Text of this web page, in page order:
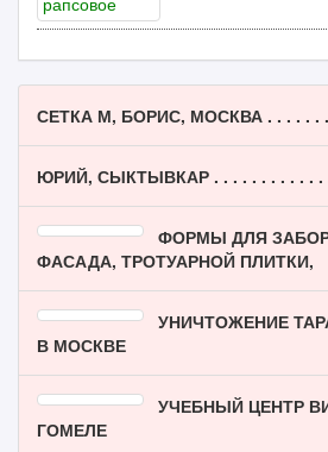
СЕТКА М, БОРИС, МОСКВА . . . . . . .
ЮРИЙ, СЫКТЫВКАР . . . . . . . . . . . .
ФОРМЫ ДЛЯ
ФАСАДА, ТРОТУАРНОЙ ПЛИТКИ,
УНИЧТОЖЕНИЕ
В МОСКВЕ
УЧЕБНЫЙ ЦЕНТР
ГОМЕЛЕ